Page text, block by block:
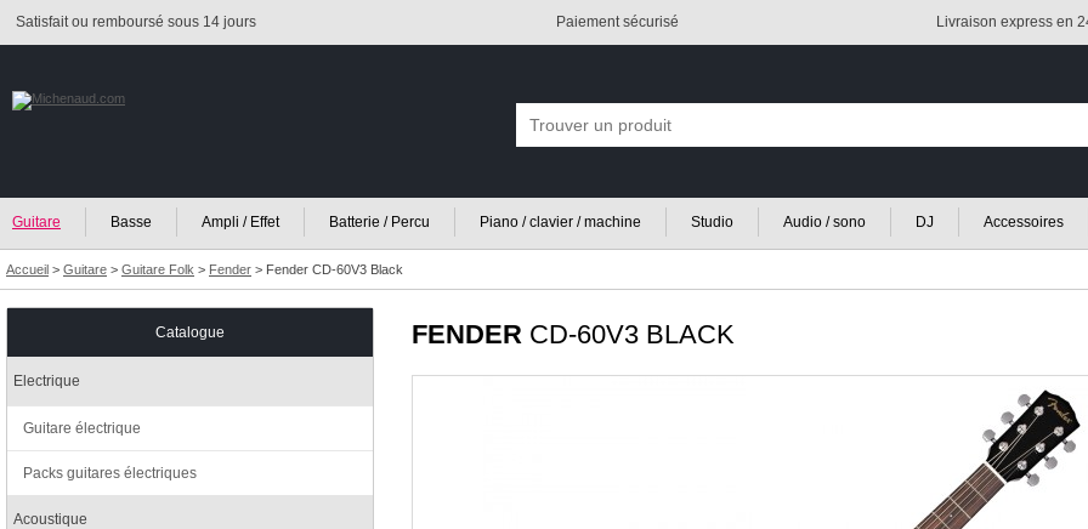
Satisfait ou remboursé sous 14 jours Paiement sécurisé Livraison express en
Guitare Basse Ampli / Effet Batterie / Percu Piano / clavier / machine Studio Audio / sono DJ Accessoires
Accueil > Guitare > Guitare Folk > Fender > Fender CD-60V3 Black
FENDERCD-60V3 BLACK
Catalogue
Electrique
Guitare électrique
Packs guitares électriques
Acoustique